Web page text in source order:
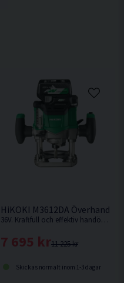
av arbetsområdet.
HiKOKI M3612DA
36V. Kraftfull och effektiv handöverfräs med 36V kolborstfri motor för hög hållbarhet och överlägsen avverkningshastighet.
11 225 kr
7 695 kr
Skickas normalt inom 1-3 dagar